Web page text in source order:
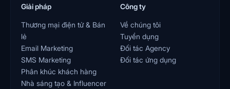
Giải pháp
Thương mại điện tử & Bán
lẻ
Email Marketing
SMS Marketing
Phân khúc khách hàng
Nhà sáng tạo & Influencer
Công ty
Về chúng tôi
Tuyển dụng
Đối tác Agency
Đối tác ứng dụng